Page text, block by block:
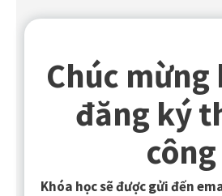
Chúc mừng
đăng ký
công
Khóa học sẽ được gửi đến